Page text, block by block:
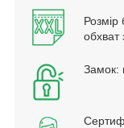
Розмір
обхват
Замок: